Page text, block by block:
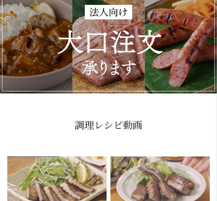
調理レシピ動画